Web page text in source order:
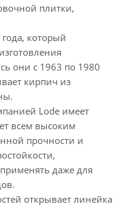
плитки,
который
они с 1963 по 1980
кирпич из
Lode имеет
всем высоким
прочности и
даже для
открывает линейка